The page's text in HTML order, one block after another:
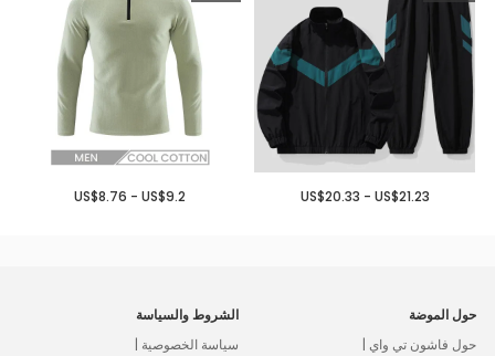
US$20.33 - US$21.23
US$8.76 - US$9.2
حول الموضة
حول فاشون تي واي |
الشروط والسياسة
سياسة الخصوصية |